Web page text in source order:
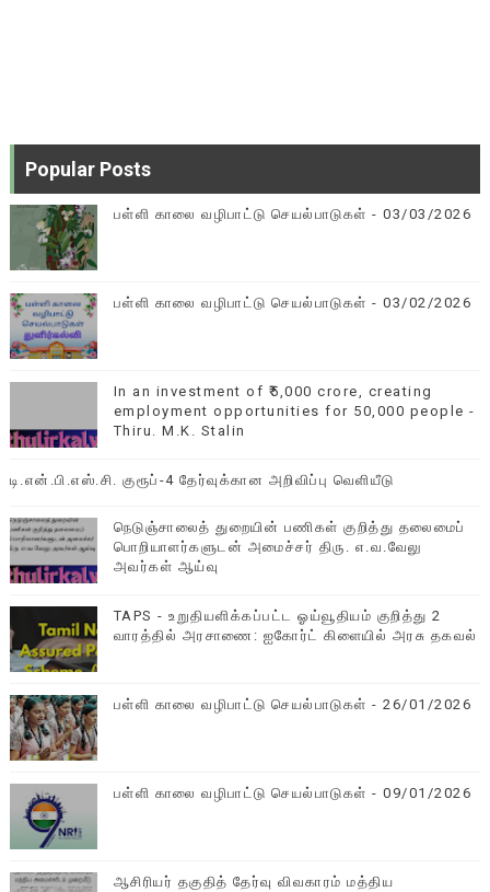
Popular Posts
பள்ளி காலை வழிபாட்டு செயல்பாடுகள் - 03/03/2026
பள்ளி காலை வழிபாட்டு செயல்பாடுகள் - 03/02/2026
In an investment of ₹5,000 crore, creating
employment opportunities for 50,000 people -
Thiru. M.K. Stalin
டி.என்.பி.எஸ்.சி. குரூப்-4 தேர்வுக்கான அறிவிப்பு வெளியீடு
நெடுஞ்சாலைத் துறையின் பணிகள் குறித்து தலைமைப்
பொறியாளர்களுடன் அமைச்சர் திரு. எ.வ.வேலு
அவர்கள் ஆய்வு
TAPS - உறுதியளிக்கப்பட்ட ஓய்வூதியம் குறித்து 2
வாரத்தில் அரசாணை: ஐகோர்ட் கிளையில் அரசு தகவல்
பள்ளி காலை வழிபாட்டு செயல்பாடுகள் - 26/01/2026
பள்ளி காலை வழிபாட்டு செயல்பாடுகள் - 09/01/2026
ஆசிரியர் தகுதித் தேர்வு விவகாரம் மத்திய